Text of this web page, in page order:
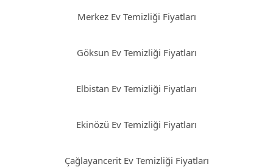
Merkez Ev Temizliği Fiyatları
Göksun Ev Temizliği Fiyatları
Elbistan Ev Temizliği Fiyatları
Ekinözü Ev Temizliği Fiyatları
Çağlayancerit Ev Temizliği Fiyatları